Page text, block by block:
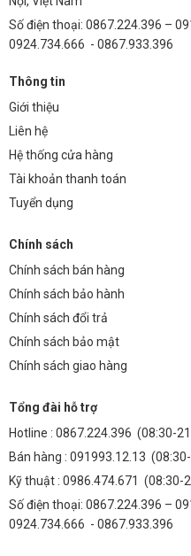
Số điện thoại: 0867.224.396 –
0924.734.666 - 0867.933.396
Thông tin
Giới thiệu
Liên hệ
Hệ thống cửa hàng
Tài khoản thanh toán
Tuyển dụng
Chính sách
Chính sách bán hàng
Chính sách bảo hành
Chính sách đổi trả
Chính sách bảo mật
Chính sách giao hàng
Tổng đài hỗ trợ
Hotline : 0867.224.396 (08:30-
Bán hàng : 091993.12.13
Kỹ thuật : 0986.474.671 (08:30-
Số điện thoại: 0867.224.396 –
0924.734.666 - 0867.933.396